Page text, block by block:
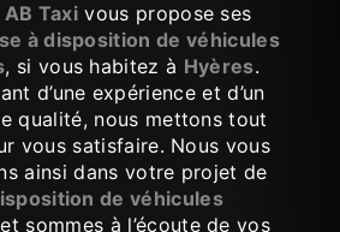
AB Taxivous propose ses
à disposition de véhicules
, si vous habitez à Hyères.
d’une expérience et d’un
qualité, nous mettons tout
vous satisfaire. Nous vous
ainsi dans votre projet de
de véhicules
et sommes à l’écoute de vos